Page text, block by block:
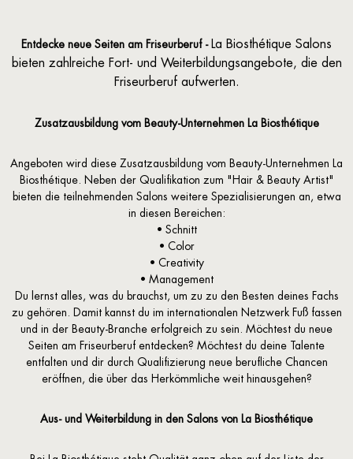
Entdecke neue Seiten am Friseurberuf -La Biosthétique Salons
bieten zahlreiche Fort- und Weiterbildungsangebote, die den
Friseurberuf aufwerten.
Zusatzausbildung vom Beauty-Unternehmen La Biosthétique
Angeboten wird diese Zusatzausbildung vom Beauty-Unternehmen La
Biosthétique. Neben der Qualifikation zum "Hair & Beauty Artist"
bieten die teilnehmenden Salons weitere Spezialisierungen an, etwa
in diesen Bereichen:
• Schnitt
• Color
• Creativity
• Management
Du lernst alles, was du brauchst, um zu zu den Besten deines Fachs
zu gehören. Damit kannst du im internationalen Netzwerk Fuß fassen
und in der Beauty-Branche erfolgreich zu sein. Möchtest du neue
Seiten am Friseurberuf entdecken? Möchtest du deine Talente
entfalten und dir durch Qualifizierung neue berufliche Chancen
eröffnen, die über das Herkömmliche weit hinausgehen?
Aus- und Weiterbildung in den Salons von La Biosthétique